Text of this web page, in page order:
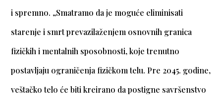
i spremno. „Smatramo da je moguće eliminisati
starenje i smrt prevazilaženjem osnovnih granica
fizičkih i mentalnih sposobnosti, koje trenutno
postavljaju ograničenja fizičkom telu. Pre 2045. godine,
veštačko telo će biti kreirano da postigne savršenstvo